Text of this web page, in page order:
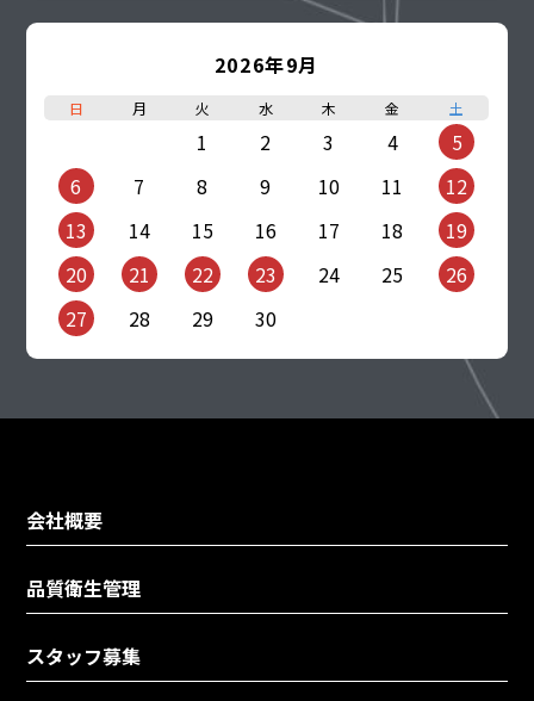
2026年9月
日 月 火 水 木 金 土
1 2 3 4
5
6
7 8 9 10 11
12
13
14 15 16 17 18
19
20
21 22 23 24 25
26
27
28 29 30
会社概要
品質衛生管理
スタッフ募集